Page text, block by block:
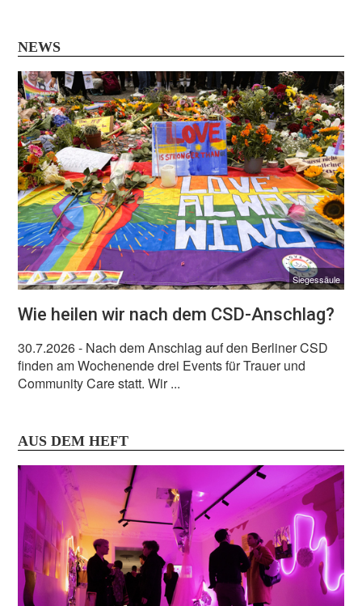
NEWS
Siegessäule
Wie heilen wir nach dem CSD-Anschlag?
30.7.2026- Nach dem Anschlag auf den Berliner CSD
finden am Wochenende drei Events für Trauer und
Community Care statt. Wir ...
AUS DEM HEFT